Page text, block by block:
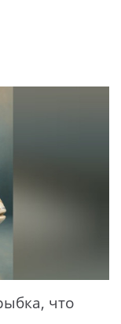
что